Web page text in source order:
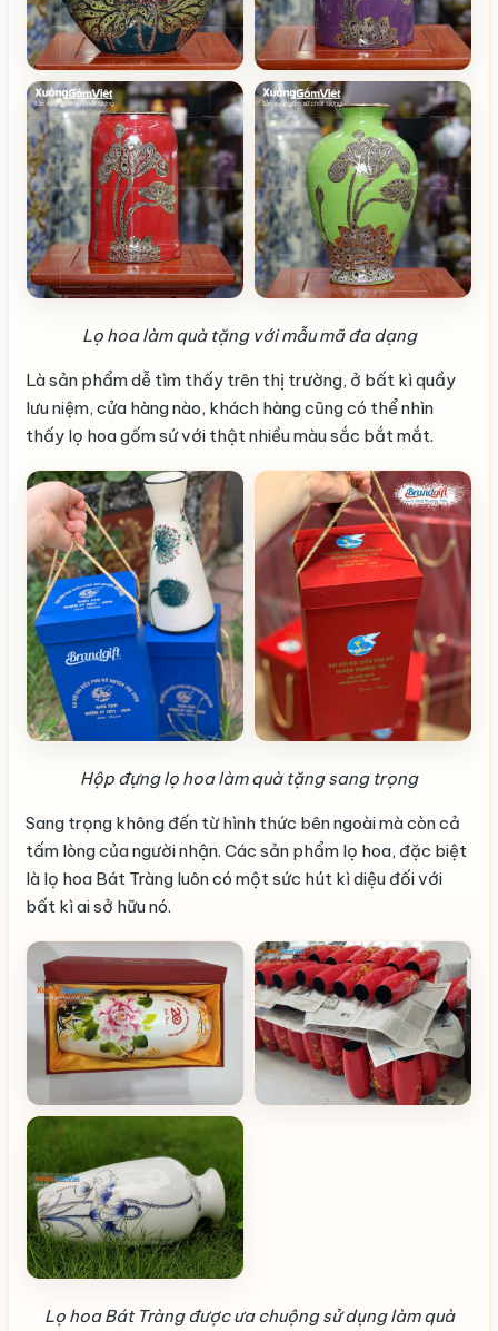
Lọ hoa làm quà tặng với mẫu mã đa dạng
Là sản phẩm dễ tìm thấy trên thị trường, ở bất kì quầy
lưu niệm, cửa hàng nào, khách hàng cũng có thể nhìn
thấy lọ hoa gốm sứ với thật nhiều màu sắc bắt mắt.
Hộp đựng lọ hoa làm quà tặng sang trọng
Sang trọng không đến từ hình thức bên ngoài mà còn cả
tấm lòng của người nhận. Các sản phẩm lọ hoa, đặc biệt
là lọ hoa Bát Tràng luôn có một sức hút kì diệu đối với
bất kì ai sở hữu nó.
Lọ hoa Bát Tràng được ưa chuộng sử dụng làm quà